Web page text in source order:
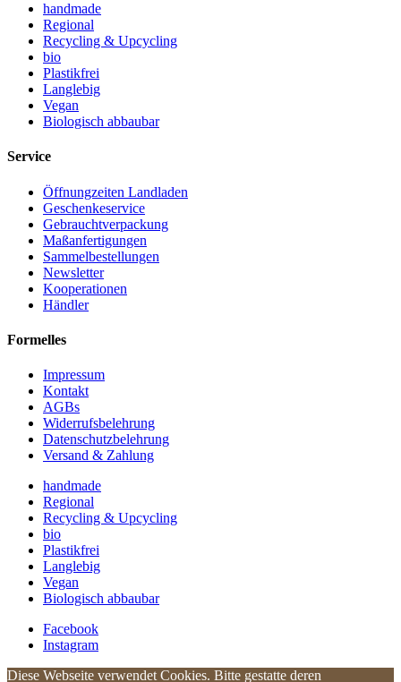
handmade
Regional
Recycling & Upcycling
bio
Plastikfrei
Langlebig
Vegan
Biologisch abbaubar
Service
Öffnungzeiten Landladen
Geschenkeservice
Gebrauchtverpackung
Maßanfertigungen
Sammelbestellungen
Newsletter
Kooperationen
Händler
Formelles
Impressum
Kontakt
AGBs
Widerrufsbelehrung
Datenschutzbelehrung
Versand & Zahlung
handmade
Regional
Recycling & Upcycling
bio
Plastikfrei
Langlebig
Vegan
Biologisch abbaubar
Facebook
Instagram
Diese Webseite verwendet Cookies. Bitte gestatte deren